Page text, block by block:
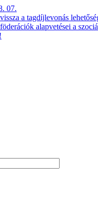
07.
a tagdíjlevonás
alapvetései a